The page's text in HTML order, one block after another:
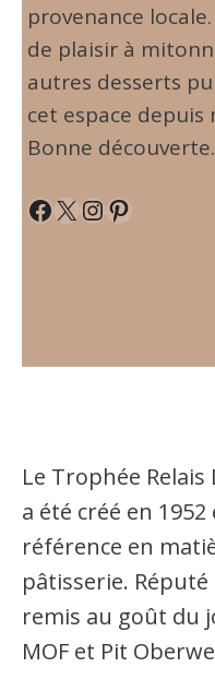
provenance
de plaisir à
autres desserts
cet espace
Bonne
Facebook X InstagramPinterest
Le Trophée
a été créé en
référence en
pâtisserie.
remis au goût du
MOF et Pit